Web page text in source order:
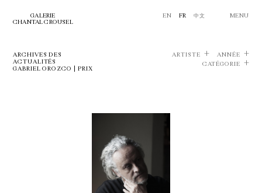
GALERIE
CHANTAL CROUSEL
EN FR 中文 MENU
ARCHIVES DES
ACTUALITÉS
GABRIEL OROZCO | PRIX
ARTISTE
ANNÉE
CATÉGORIE